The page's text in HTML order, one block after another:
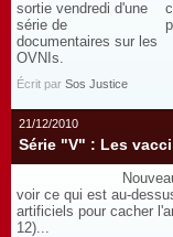
Écrit par Sos Justice
21/12/2010
Série "V" : Les
Nouveau type de
voir ce qui est
artificiels pour cacher
12)...